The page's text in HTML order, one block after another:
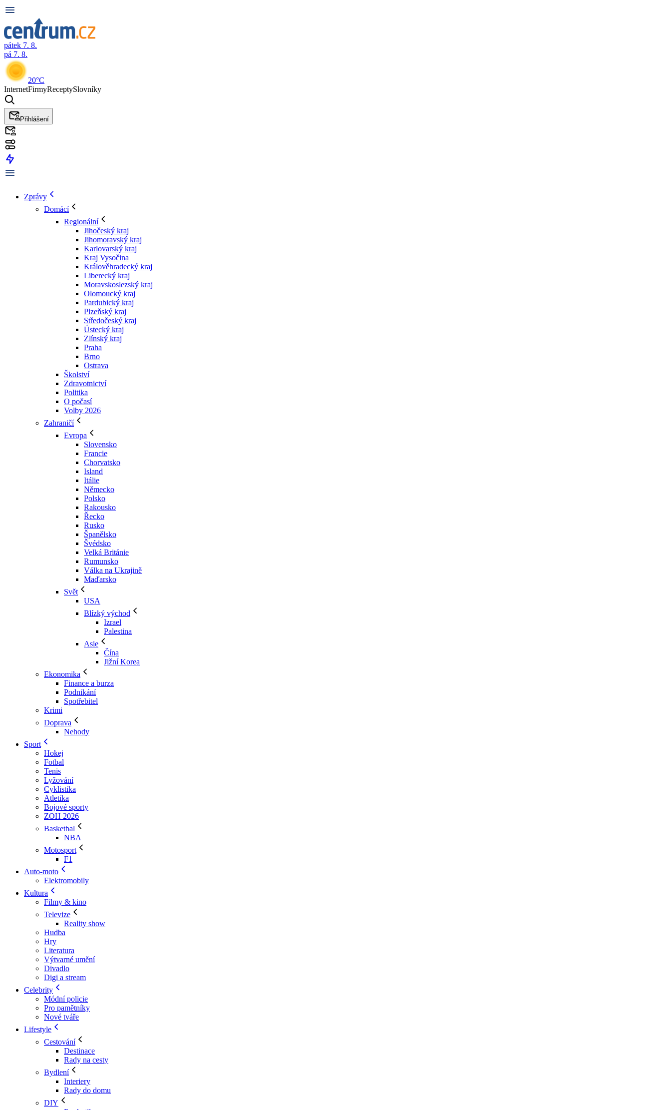
pátek 7. 8.
pá 7. 8.
20°C
InternetFirmyReceptySlovníky
Přihlášení
Zprávy
Domácí
Regionální
Jihočeský kraj
Jihomoravský kraj
Karlovarský kraj
Kraj Vysočina
Králověhradecký kraj
Liberecký kraj
Moravskoslezský kraj
Olomoucký kraj
Pardubický kraj
Plzeňský kraj
Středočeský kraj
Ústecký kraj
Zlínský kraj
Praha
Brno
Ostrava
Školství
Zdravotnictví
Politika
O počasí
Volby 2026
Zahraničí
Evropa
Slovensko
Francie
Chorvatsko
Island
Itálie
Německo
Polsko
Rakousko
Řecko
Rusko
Španělsko
Švédsko
Velká Británie
Rumunsko
Válka na Ukrajině
Maďarsko
Svět
USA
Blízký východ
Izrael
Palestina
Asie
Čína
Jižní Korea
Ekonomika
Finance a burza
Podnikání
Spotřebitel
Krimi
Doprava
Nehody
Sport
Hokej
Fotbal
Tenis
Lyžování
Cyklistika
Atletika
Bojové sporty
ZOH 2026
Basketbal
NBA
Motosport
F1
Auto-moto
Elektromobily
Kultura
Filmy & kino
Televize
Reality show
Hudba
Hry
Literatura
Výtvarné umění
Divadlo
Digi a stream
Celebrity
Módní policie
Pro pamětníky
Nové tváře
Lifestyle
Cestování
Destinace
Rady na cesty
Bydlení
Interiery
Rady do domu
DIY